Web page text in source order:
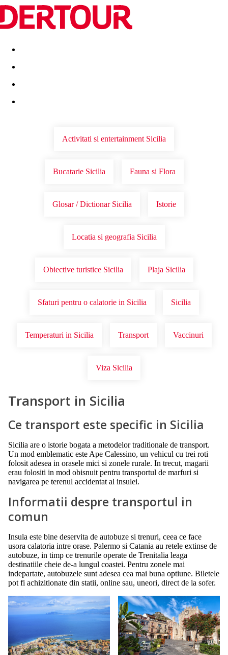
Destinatii Vacanta perfecta OFERTE DE NERATAT
Activitati si entertainment Sicilia
Bucatarie Sicilia Fauna si Flora
Glosar / Dictionar Sicilia Istorie
Locatia si geografia Sicilia
Obiective turistice Sicilia Plaja Sicilia
Sfaturi pentru o calatorie in Sicilia Sicilia
Temperaturi in Sicilia Transport Vaccinuri
Viza Sicilia
Transport in Sicilia
Ce transport este specific in Sicilia
Sicilia are o istorie bogata a metodelor traditionale de transport.
Un mod emblematic este Ape Calessino, un vehicul cu trei roti
folosit adesea in orasele mici si zonele rurale. In trecut, magarii
erau folositi in mod obisnuit pentru transportul de marfuri si
navigarea pe terenul accidentat al insulei.
Informatii despre transportul in
comun
Insula este bine deservita de autobuze si trenuri, ceea ce face
usora calatoria intre orase. Palermo si Catania au retele extinse de
autobuze, in timp ce trenurile operate de Trenitalia leaga
destinatiile cheie de-a lungul coastei. Pentru zonele mai
indepartate, autobuzele sunt adesea cea mai buna optiune. Biletele
pot fi achizitionate din statii, online sau, uneori, direct de la sofer.